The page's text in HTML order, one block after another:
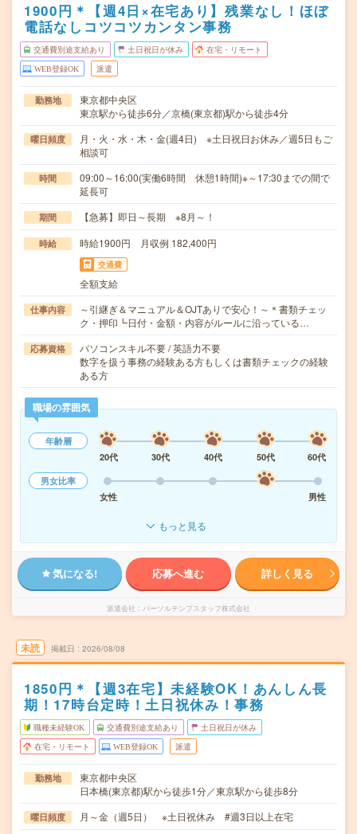
1900円＊【週4日×在宅あり】残業なし！ほぼ
電話なしコツコツカンタン事務
交通費別途支給あり 土日祝日が休み 在宅・リモート
WEB登録OK 派遣
勤務地
東京都中央区
東京駅から徒歩6分／京橋(東京都)駅から徒歩4分
曜日頻度
月・火・水・木・金(週4日) ※土日祝日お休み／週5日もご
相談可
時間
09:00～16:00(実働6時間 休憩1時間)※～17:30までの間で
延長可
期間 【急募】即日～長期 ※8月～！
時給 時給1900円 月収例 182,400円
交通費
全額支給
仕事内容
～引継ぎ＆マニュアル＆OJTありで安心！～＊書類チェッ
ク・押印┗日付・金額・内容がルールに沿っている…
応募資格
パソコンスキル不要 / 英語力不要
数字を扱う事務の経験ある方もしくは書類チェックの経験
ある方
職場の雰囲気
年齢層
20代
30代 40代 50代
60代
男女比率
女性
男性
もっと見る
気になる! 応募へ進む 詳しく見る
派遣会社 パーソルテンプスタッフ株式会社
未読 掲載日 2026/08/08
1850円＊【週3在宅】未経験OK！あんしん長
期！17時台定時！土日祝休み！事務
職種未経験OK 交通費別途支給あり 土日祝日が休み
在宅・リモート WEB登録OK 派遣
勤務地
東京都中央区
日本橋(東京都)駅から徒歩1分／東京駅から徒歩8分
曜日頻度 月～金（週5日） ※土日祝休み #週3日以上在宅